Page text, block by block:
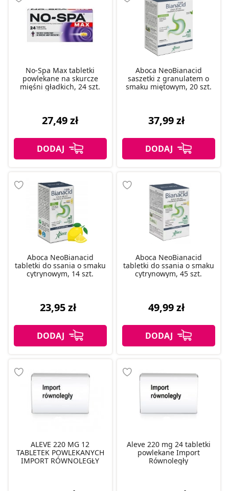
No-Spa Max tabletki
powlekane na skurcze
mięśni gładkich, 24 szt.
27,49 zł
Aboca NeoBianacid
saszetki z granulatem o
smaku miętowym, 20 szt.
37,99 zł
Aboca NeoBianacid
tabletki do ssania o smaku
cytrynowym, 14 szt.
23,95 zł
Aboca NeoBianacid
tabletki do ssania o smaku
cytrynowym, 45 szt.
49,99 zł
ALEVE 220 MG 12
TABLETEK POWLEKANYCH
IMPORT RÓWNOLEGŁY
Aleve 220 mg 24 tabletki
powlekane Import
Równoległy